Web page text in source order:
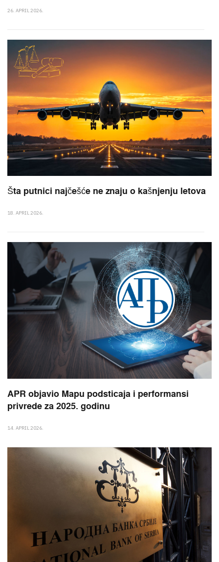
26. APRIL 2026.
Šta putnici najčešće ne znaju o kašnjenju letova
18. APRIL 2026.
APR objavio Mapu podsticaja i performansi
privrede za 2025. godinu
14. APRIL 2026.